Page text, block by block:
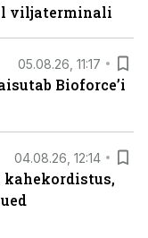
viljaterminali
05.08.26, 11:17
Bioforce’i
04.08.26, 12:14